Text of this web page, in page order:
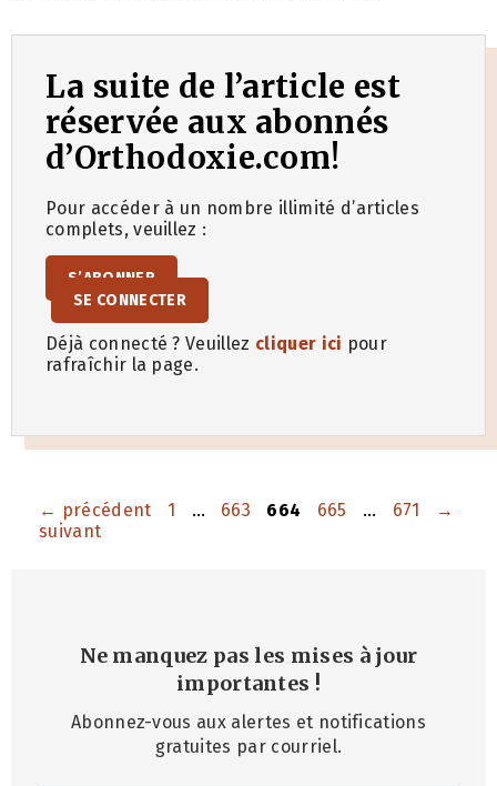
La suite de l’article est
réservée aux abonnés
d’Orthodoxie.com!
Pour accéder à un nombre illimité d’articles
complets, veuillez :
S’ABONNER
SE CONNECTER
Déjà connecté ? Veuillez cliquer ici pour
rafraîchir la page.
← précédent Page
1 … Page
663 Page
664 Page
665 … Page
671
→
suivant
Ne manquez pas les mises à jour
importantes !
Abonnez-vous aux alertes et notifications
gratuites par courriel.